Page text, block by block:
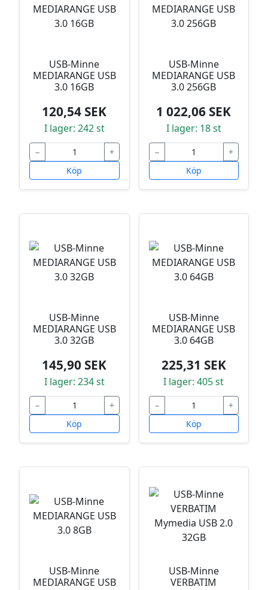
USB-Minne
MEDIARANGE USB
3.0 16GB
120,54 SEK
I lager: 242 st
−
+
Köp
USB-Minne
MEDIARANGE USB
3.0 256GB
1 022,06 SEK
I lager: 18 st
−
+
Köp
USB-Minne
MEDIARANGE USB
3.0 32GB
145,90 SEK
I lager: 234 st
−
+
Köp
USB-Minne
MEDIARANGE USB
3.0 64GB
225,31 SEK
I lager: 405 st
−
+
Köp
USB-Minne
MEDIARANGE USB
USB-Minne
VERBATIM